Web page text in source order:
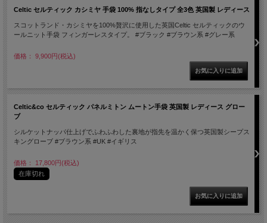
Celtic セルティック カシミヤ 手袋 100% 指なしタイプ 全3色 英国製 レディース
スコットランド・カシミヤを100%贅沢に使用した英国Celtic セルティックのウ
ールニット手袋 フィンガーレスタイプ。 #ブラック #ブラウン系 #グレー系
価格： 9,900円(税込)
Celtic&co セルティック パネルミトン ムートン手袋 英国製 レディース グロー
ブ
シルケットナッパ仕上げでふわふわした裏地が指先を温かく保つ英国製シープス
キングローブ #ブラウン系 #UK #イギリス
価格： 17,800円(税込)
在庫切れ